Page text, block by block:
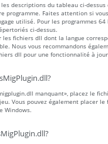
descriptions du tableau ci-
programme. Faites attention si
utilisé. Pour les programmes
ci-dessus.
fichiers dll dont la langue
Nous vous recommandons
dll pour une fonctionnalité à
manquant», placez le
Vous pouvez également placer le
Windows.